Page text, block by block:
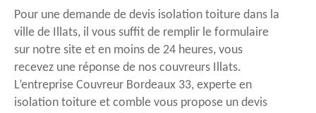
Pour une demande de devis isolation toiture dans la
ville de Illats, il vous suffit de remplir le formulaire
sur notre site et en moins de 24 heures, vous
recevez une réponse de nos couvreurs Illats.
L’entreprise Couvreur Bordeaux 33, experte en
isolation toiture et comble vous propose un devis